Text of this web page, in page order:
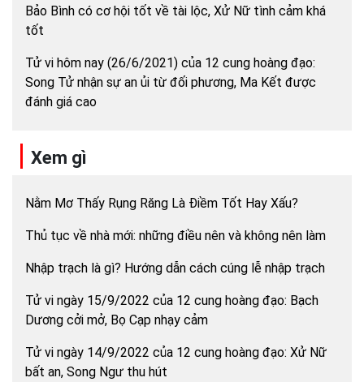
Bảo Bình có cơ hội tốt về tài lộc, Xử Nữ tình cảm khá
tốt
Tử vi hôm nay (26/6/2021) của 12 cung hoàng đạo:
Song Tử nhận sự an ủi từ đối phương, Ma Kết được
đánh giá cao
Xem gì
Nằm Mơ Thấy Rụng Răng Là Điềm Tốt Hay Xấu?
Thủ tục về nhà mới: những điều nên và không nên làm
Nhập trạch là gì? Hướng dẫn cách cúng lễ nhập trạch
Tử vi ngày 15/9/2022 của 12 cung hoàng đạo: Bạch
Dương cởi mở, Bọ Cạp nhạy cảm
Tử vi ngày 14/9/2022 của 12 cung hoàng đạo: Xử Nữ
bất an, Song Ngư thu hút